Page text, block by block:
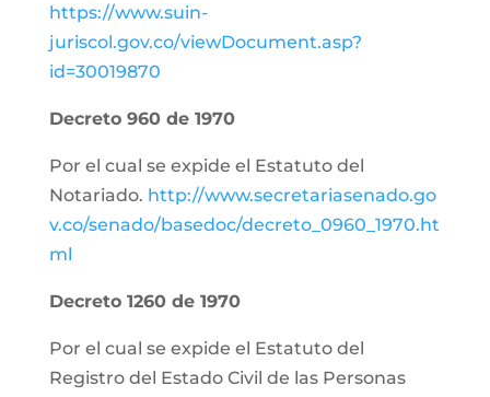
https://www.suin-
juriscol.gov.co/viewDocument.asp?
id=30019870
Decreto 960 de 1970
Por el cual se expide el Estatuto del
Notariado. http://www.secretariasenado.go
v.co/senado/basedoc/decreto_0960_1970.ht
ml
Decreto 1260 de 1970
Por el cual se expide el Estatuto del
Registro del Estado Civil de las Personas